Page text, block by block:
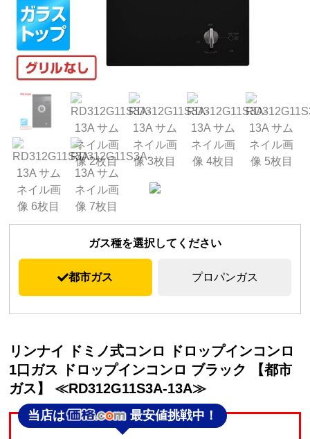
ガス種を選択してください
都市ガス プロパンガス
リンナイ ドミノ式コンロ ドロップインコンロ
1口ガス ドロップインコンロ ブラック 【都市
ガス】 ≪RD312G11S3A-13A≫
当店は 最安値挑戦中！